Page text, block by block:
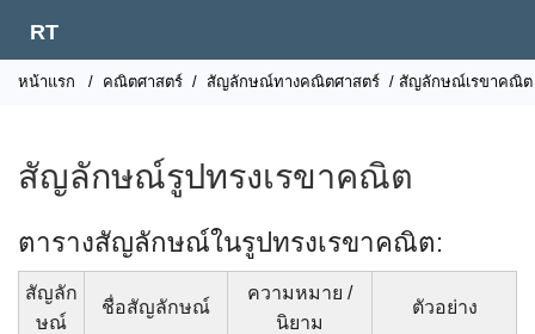
RT
หน้าแรก / คณิตศาสตร์ / สัญลักษณ์ทางคณิตศาสตร์ / สัญลักษณ์เรขาคณิต
สัญลักษณ์รูปทรงเรขาคณิต
ตารางสัญลักษณ์ในรูปทรงเรขาคณิต:
สัญลัก
ษณ์
ชื่อสัญลักษณ์
ความหมาย /
นิยาม
ตัวอย่าง